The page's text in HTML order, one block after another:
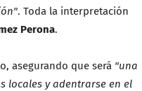
. Toda la interpretación
Perona.
asegurando que será "una
locales y adentrarse en el